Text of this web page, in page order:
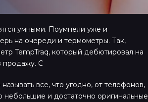
умными. Поумнели уже и
на очереди и термометры. Так,
TempTraq, который дебютировал на
продажу. С
все, что угодно, от телефонов,
небольшие и достаточно оригинальные